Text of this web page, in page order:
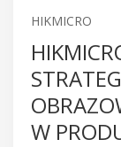
HIKMICRO
W